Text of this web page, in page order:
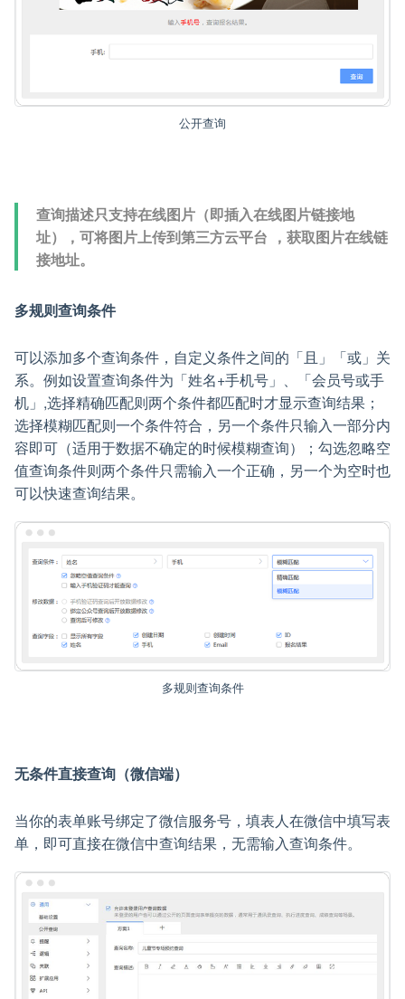
公开查询
查询描述只支持在线图片（即插入在线图片链接地
址），可将图片上传到第三方云平台 ，获取图片在线链
接地址。
多规则查询条件
可以添加多个查询条件，自定义条件之间的「且」「或」关
系。例如设置查询条件为「姓名+手机号」、「会员号或手
机」,选择精确匹配则两个条件都匹配时才显示查询结果；
选择模糊匹配则一个条件符合，另一个条件只输入一部分内
容即可（适用于数据不确定的时候模糊查询）；勾选忽略空
值查询条件则两个条件只需输入一个正确，另一个为空时也
可以快速查询结果。
多规则查询条件
无条件直接查询（微信端）
当你的表单账号绑定了微信服务号，填表人在微信中填写表
单，即可直接在微信中查询结果，无需输入查询条件。